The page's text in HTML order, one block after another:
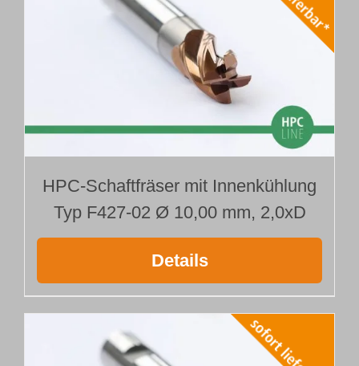
HPC-Schaftfräser mit Innenkühlung
Typ F427-02 Ø 10,00 mm, 2,0xD
Details